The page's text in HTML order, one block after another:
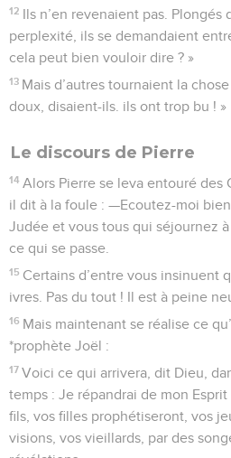
12 Ils n’en revenaient pas. Plongés
perplexité, ils se demandaient
cela peut bien vouloir dire ? »
13 Mais d’autres tournaient la
doux, disaient-ils. ils ont trop bu ! »
Le discours de Pierre
14 Alors Pierre se leva entouré des
il dit à la foule : —Ecoutez-moi
Judée et vous tous qui séjournez
ce qui se passe.
15 Certains d’entre vous insinuent
ivres. Pas du tout ! Il est à peine
16 Mais maintenant se réalise ce
*prophète Joël :
17 Voici ce qui arrivera, dit Dieu,
temps : Je répandrai de mon
fils, vos filles prophétiseront, vos
visions, vos vieillards, par des